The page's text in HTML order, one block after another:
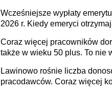
dłużej, ale czy jest w stanie?
45+ to siła napędowa
Wcześniejsze wypłaty
2026 r. Kiedy emeryci
Coraz więcej pracowników
także w wieku 50 plus. To nie
życia
Lawinowo rośnie liczba
pracodawców. Coraz więcej